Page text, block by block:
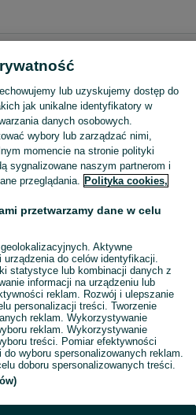
z kulkami,zabawki ogrodowe,zabawki
Zobacz
lub uzyskujemy dostęp do
jak unikalne identyfikatory w
danych osobowych.
wybory lub zarządzać nimi,
momencie na stronie polityki
sygnalizowane naszym partnerom i
przeglądania. Polityka cookies,
przetwarzamy dane w celu
Aktywne
do celów identyfikacji.
statystyce lub kombinacji danych z
informacji na urządzeniu lub
reklam. Rozwój i ulepszanie
personalizacji treści. Tworzenie
reklam. Wykorzystywanie
reklam. Wykorzystywanie
treści. Pomiar efektywności
wyboru spersonalizowanych reklam.
doboru spersonalizowanych treści.